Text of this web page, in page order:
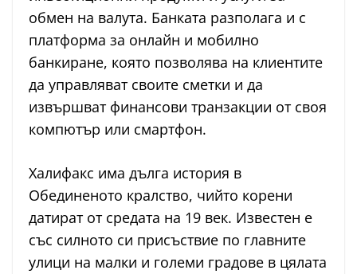
обмен на валута. Банката разполага и с
платформа за онлайн и мобилно
банкиране, която позволява на клиентите
да управляват своите сметки и да
извършват финансови транзакции от своя
компютър или смартфон.
Халифакс има дълга история в
Обединеното кралство, чийто корени
датират от средата на 19 век. Известен е
със силното си присъствие по главните
улици на малки и големи градове в цялата